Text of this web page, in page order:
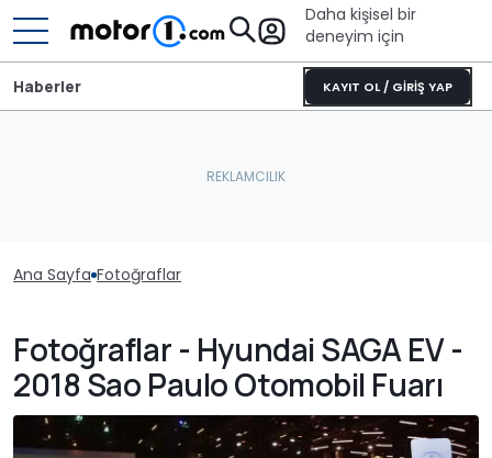
Daha kişisel bir
deneyim için
KAYIT OL / GİRİŞ YAP
Haberler
Ana Sayfa Fotoğraflar
Fotoğraflar - Hyundai SAGA EV -
2018 Sao Paulo Otomobil Fuarı